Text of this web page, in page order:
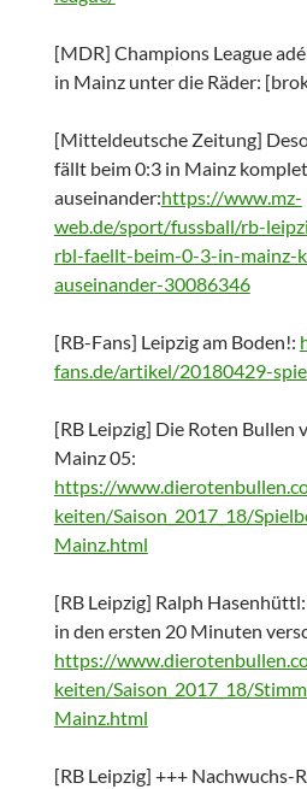
[MDR] Champions League
in Mainz unter die Räder:
[Mitteldeutsche Zeitung]
fällt beim 0:3 in Mainz
auseinander:https://www.mz-
web.de/sport/fussball/rb-
rbl-faellt-beim-0-3-in-mainz-
auseinander-30086346
[RB-Fans] Leipzig am Boden!:
fans.de/artikel/20180429-
[RB Leipzig] Die Roten Bullen
Mainz 05:
https://
keiten/Saison_2017_18/
Mainz.html
[RB Leipzig] Ralph
in den ersten 20 Minuten
https://
keiten/Saison_2017_18/
Mainz.html
[RB Leipzig] +++ Nachwuchs-